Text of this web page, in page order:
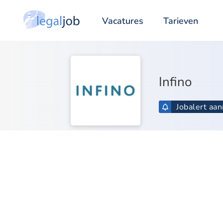
Vacatures Tarieven
Infino
Jobalert